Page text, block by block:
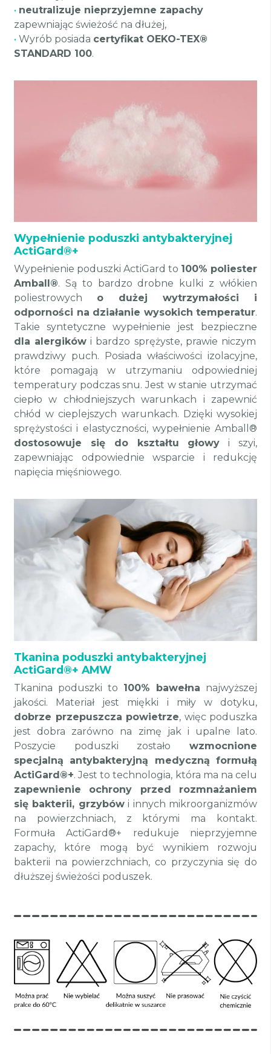
• neutralizuje nieprzyjemne zapachy
zapewniając świeżość na dłużej,
• Wyrób posiada certyfikat OEKO-TEX®
STANDARD 100.
Wypełnienie poduszki antybakteryjnej
ActiGard®+
Wypełnienie poduszki ActiGard to 100% poliester
Amball®. Są to bardzo drobne kulki z włókien
poliestrowych o dużej wytrzymałości i
odporności na działanie wysokich temperatur.
Takie syntetyczne wypełnienie jest bezpieczne
dla alergików i bardzo sprężyste, prawie niczym
prawdziwy puch. Posiada właściwości izolacyjne,
które pomagają w utrzymaniu odpowiedniej
temperatury podczas snu. Jest w stanie utrzymać
ciepło w chłodniejszych warunkach i zapewnić
chłód w cieplejszych warunkach. Dzięki wysokiej
sprężystości i elastyczności, wypełnienie Amball®
dostosowuje się do kształtu głowy i szyi,
zapewniając odpowiednie wsparcie i redukcję
napięcia mięśniowego.
Tkanina poduszki antybakteryjnej
ActiGard®+ AMW
Tkanina poduszki to 100% bawełna najwyższej
jakości. Materiał jest miękki i miły w dotyku,
dobrze przepuszcza powietrze, więc poduszka
jest dobra zarówno na zimę jak i upalne lato.
Poszycie poduszki zostało wzmocnione
specjalną antybakteryjną medyczną formułą
ActiGard®+. Jest to technologia, która ma na celu
zapewnienie ochrony przed rozmnażaniem
się bakterii, grzybówi innych mikroorganizmów
na powierzchniach, z którymi ma kontakt.
Formuła ActiGard®+ redukuje nieprzyjemne
zapachy, które mogą być wynikiem rozwoju
bakterii na powierzchniach, co przyczynia się do
dłuższej świeżości poduszek.